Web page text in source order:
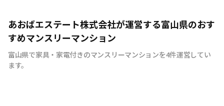
あおばエステート株式会社が運営する富山県のおす
すめマンスリーマンション
富山県で家具・家電付きのマンスリーマンションを4件運営してい
ます。